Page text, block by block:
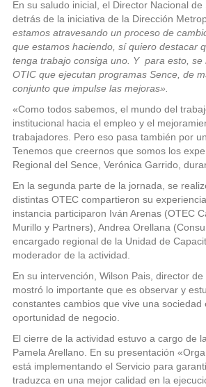
En su saludo inicial, el Director Nacional
detrás de la iniciativa de la Dirección
estamos atravesando un proceso de
que estamos haciendo, sí quiero destacar
tenga trabajo consiga uno. Y para esto,
OTIC que ejecutan programas Sence, de
conjunto que impulse las mejoras».
«Como todos sabemos, el mundo del
institucional hacia el empleo y el
trabajadores. Pero eso pasa también por
Tenemos que creernos que somos los
Regional del Sence, Verónica Garrido,
En la segunda parte de la jornada, se
distintas OTEC compartieron su
instancia participaron Iván Arenas (OTEC
Murillo y Partners), Andrea Orellana
encargado regional de la Unidad de
moderador de la actividad.
En su intervención, Wilson Pais, director
mostró lo importante que es observar y
constantes cambios que vive una
oportunidad de negocio.
El cierre de la actividad estuvo a cargo de
Pamela Arellano. En su presentación
está implementando el Servicio para
traduzca en una mejor calidad en la